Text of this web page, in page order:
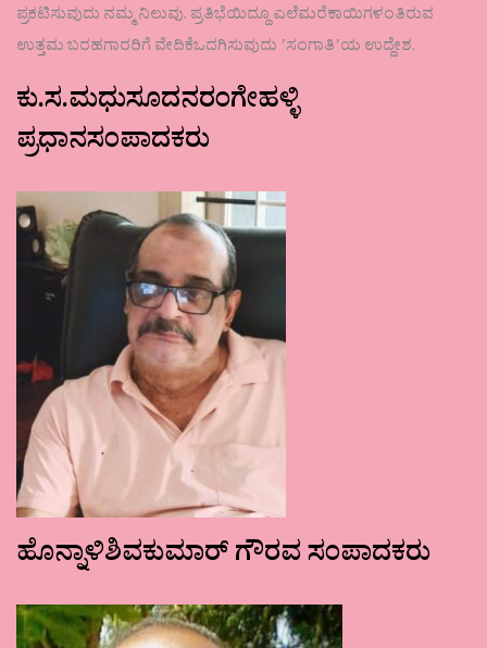
ಪ್ರಕಟಿಸುವುದು ನಮ್ಮ ನಿಲುವು. ಪ್ರತಿಭೆಯಿದ್ದೂ ಎಲೆಮರೆಕಾಯಿಗಳಂತಿರುವ
ಉತ್ತಮ ಬರಹಗಾರರಿಗೆ ವೇದಿಕೆಒದಗಿಸುವುದು ʼಸಂಗಾತಿʼಯ ಉದ್ದೇಶ.
ಕು.ಸ.ಮಧುಸೂದನರಂಗೇಹಳ್ಳಿ
ಪ್ರಧಾನಸಂಪಾದಕರು
ಹೊನ್ನಾಳಿಶಿವಕುಮಾರ್ ಗೌರವ ಸಂಪಾದಕರು